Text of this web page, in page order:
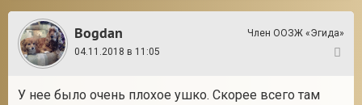
Bogdan
Член ООЗЖ «Эгида»
04.11.2018 в 11:05
У нее было очень плохое ушко. Скорее всего там